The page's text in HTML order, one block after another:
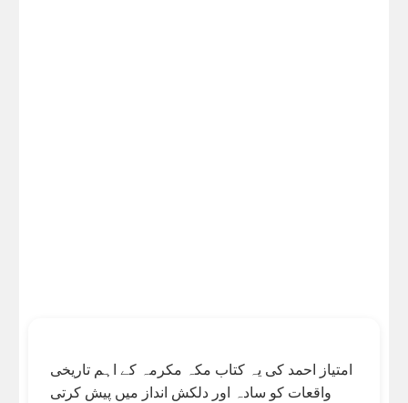
امتیاز احمد کی یہ کتاب مکہ مکرمہ کے اہم تاریخی
واقعات کو سادہ اور دلکش انداز میں پیش کرتی